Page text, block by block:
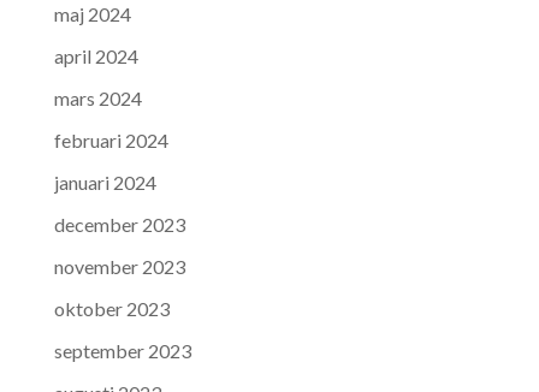
maj 2024
april 2024
mars 2024
februari 2024
januari 2024
december 2023
november 2023
oktober 2023
september 2023